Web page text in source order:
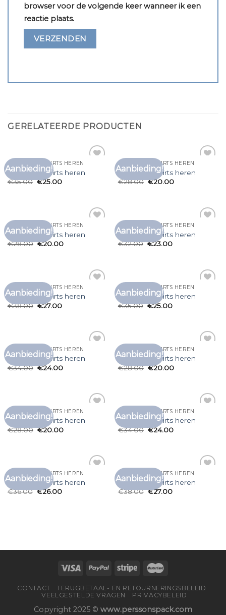
browser voor de volgende keer wanneer ik een
reactie plaats.
GERELATEERDE PRODUCTEN
Aanbieding!
aan
GRAPPIGE T SHIRTS HEREN
grappige t shirts heren
€35.00 €25.00
Aanbieding!
aan
GRAPPIGE T SHIRTS HEREN
grappige t shirts heren
€28.00 €20.00
Aanbieding!
aan
GRAPPIGE T SHIRTS HEREN
grappige t shirts heren
€28.00 €20.00
Aanbieding!
aan
GRAPPIGE T SHIRTS HEREN
grappige t shirts heren
€32.00 €23.00
Aanbieding!
aan
GRAPPIGE T SHIRTS HEREN
grappige t shirts heren
€38.00 €27.00
Aanbieding!
aan
GRAPPIGE T SHIRTS HEREN
grappige t shirts heren
€35.00 €25.00
Aanbieding!
aan
GRAPPIGE T SHIRTS HEREN
grappige t shirts heren
€34.00 €24.00
Aanbieding!
aan
GRAPPIGE T SHIRTS HEREN
grappige t shirts heren
€28.00 €20.00
Aanbieding!
aan
GRAPPIGE T SHIRTS HEREN
grappige t shirts heren
€28.00 €20.00
Aanbieding!
aan
GRAPPIGE T SHIRTS HEREN
grappige t shirts heren
€34.00 €24.00
Aanbieding!
aan
GRAPPIGE T SHIRTS HEREN
grappige t shirts heren
€36.00 €26.00
Aanbieding!
aan
GRAPPIGE T SHIRTS HEREN
grappige t shirts heren
€38.00 €27.00
CONTACT
TERUGBETAAL- EN RETOURNERINGSBELEID
VEELGESTELDE VRAGEN
PRIVACYBELEID
Copyright 2025 © www.perssonspack.com